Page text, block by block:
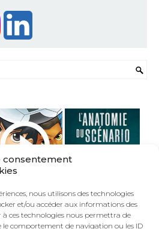
consentement
nous utilisons des technologies
et/ou accéder aux informations des
à ces technologies nous permettra de
le comportement de navigation ou les ID